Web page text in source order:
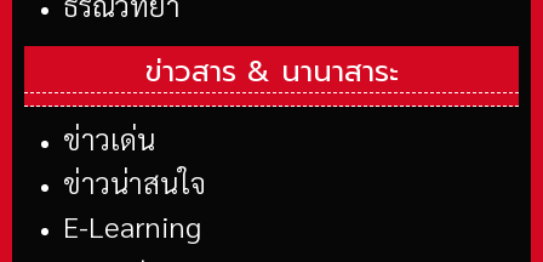
ข่าวสาร & นานาสาระ
ข่าวเด่น
ข่าวน่าสนใจ
E-Learning